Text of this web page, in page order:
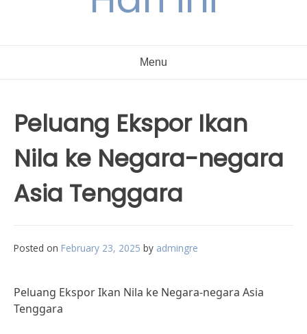
Menu
Peluang Ekspor Ikan
Nila ke Negara-negara
Asia Tenggara
Posted on February 23, 2025 by admingre
Peluang Ekspor Ikan Nila ke Negara-negara Asia
Tenggara